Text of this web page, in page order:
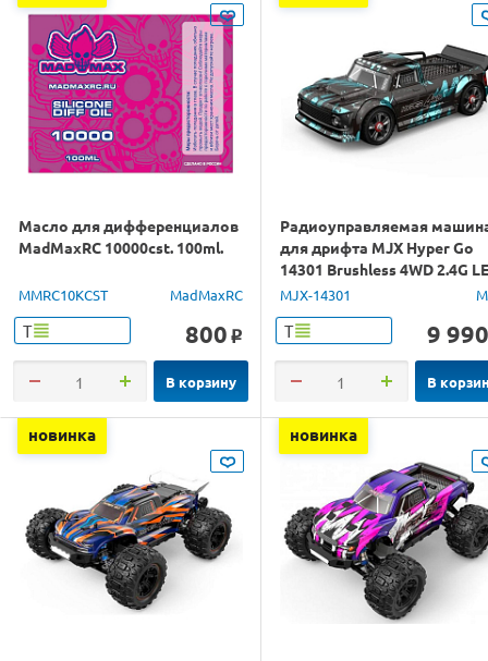
Масло для дифференциалов
MadMaxRC 10000cst. 100ml.
MMRC10KCST MadMaxRC
Т 800 o
В корзину
Радиоуправляемая
для дрифта MJX Hyper Go
14301 Brushless 4WD 2.4G
1/14 RTR
MJX-14301
Т 9 990
В
новинка новинка